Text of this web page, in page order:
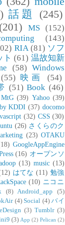
話題
(245)
(201) MS (152)
(143)
RIA (81) ソフ
ト (61) 温故知新
(58) Windows
(55) 映画
(54)
(51) Book (46)
MtG (39) Yahoo (39)
KDDI (37) docomo
(32) CSS (30)
(26) さくらのク
(23) OTAKU
GoogleAppEngine
(16) オープンソ
(13) music (13)
はてな (11) 勉強
(10) ニコニ
(8) Android_app
(5)
(4) Social (4) バイ
(3) Tumblr (3)
(3) App (2) Pelican (2)